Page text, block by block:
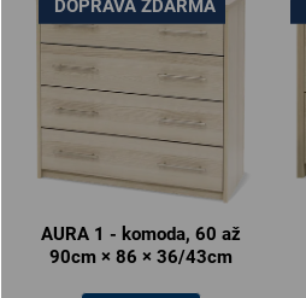
DOPRAVA ZDARMA
AURA 1 - komoda, 60 až
90cm × 86 × 36/43cm